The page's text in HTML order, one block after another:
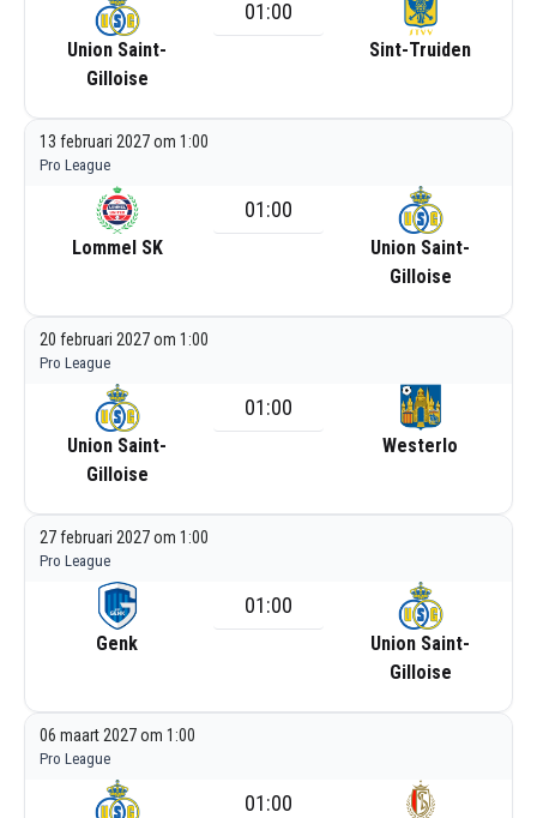
Union Saint-
Gilloise
01:00
Sint-Truiden
13 februari 2027 om 1:00
Pro League
Lommel SK
01:00
Union Saint-
Gilloise
20 februari 2027 om 1:00
Pro League
Union Saint-
Gilloise
01:00
Westerlo
27 februari 2027 om 1:00
Pro League
Genk
01:00
Union Saint-
Gilloise
06 maart 2027 om 1:00
Pro League
01:00